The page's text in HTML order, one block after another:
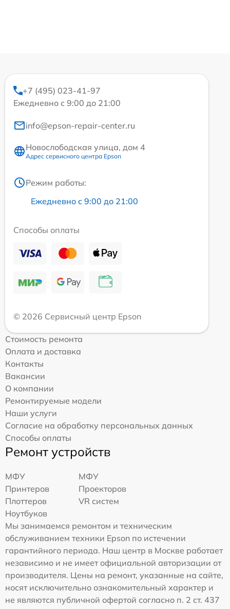
+7 (495) 023-41-97
Ежедневно с 9:00 до 21:00
info@epson-repair-center.ru
Новослободская улица, дом 4
Адрес сервисного центра Epson
Режим работы:
Ежедневно с 9:00 до 21:00
Способы оплаты
© 2026 Сервисный центр Epson
Стоимость ремонта
Оплата и доставка
Контакты
Вакансии
О компании
Ремонтируемые модели
Наши услуги
Согласие на обработку персональных данных
Способы оплаты
Ремонт устройств
МФУ
МФУ
Принтеров
Проекторов
Плоттеров
VR систем
Ноутбуков
Мы занимаемся ремонтом и техническим
обслуживанием техники Epson по истечении
гарантийного периода. Наш центр в Москве работает
независимо и не имеет официальной авторизации от
производителя. Цены на ремонт, указанные на сайте,
носят исключительно ознакомительный характер и
не являются публичной офертой согласно п. 2 ст. 437